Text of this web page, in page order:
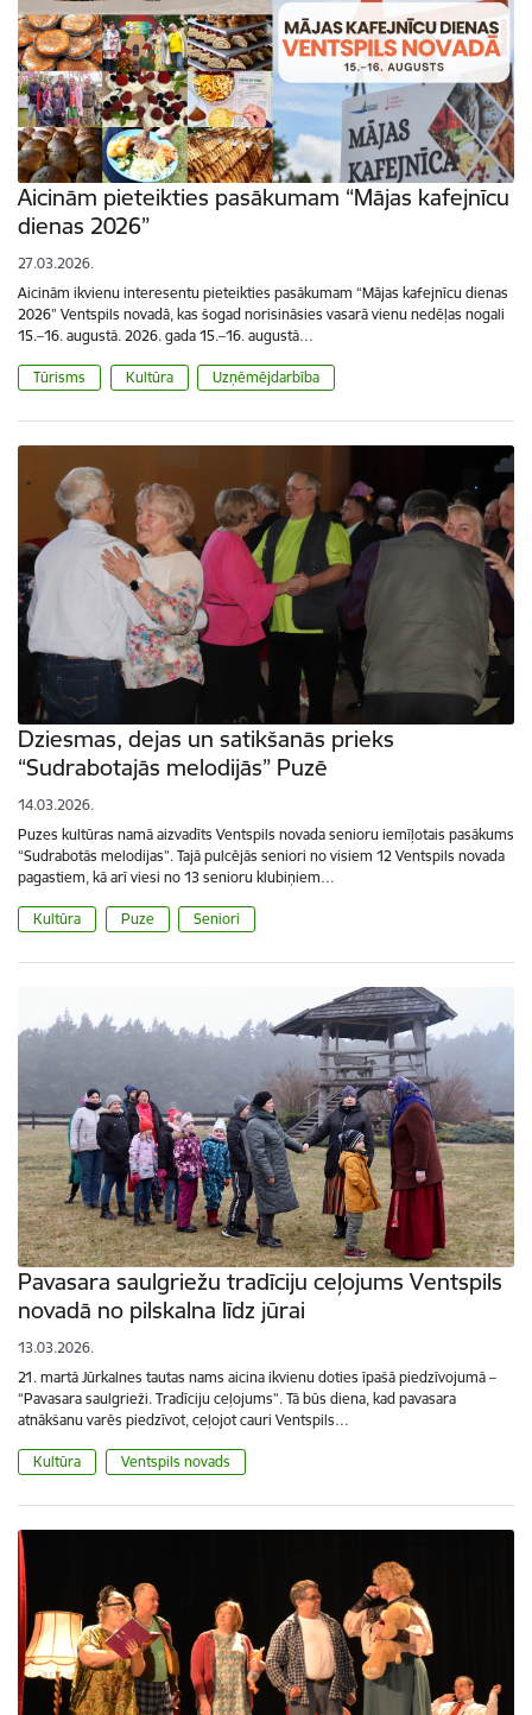
Aicinām pieteikties pasākumam “Mājas kafejnīcu
dienas 2026”
27.03.2026.
Aicinām ikvienu interesentu pieteikties pasākumam “Mājas kafejnīcu dienas
2026” Ventspils novadā, kas šogad norisināsies vasarā vienu nedēļas nogali
15.–16. augustā. 2026. gada 15.–16. augustā…
Tūrisms Kultūra Uzņēmējdarbība
Dziesmas, dejas un satikšanās prieks
“Sudrabotajās melodijās” Puzē
14.03.2026.
Puzes kultūras namā aizvadīts Ventspils novada senioru iemīļotais pasākums
“Sudrabotās melodijas”. Tajā pulcējās seniori no visiem 12 Ventspils novada
pagastiem, kā arī viesi no 13 senioru klubiņiem…
Kultūra Puze Seniori
Pavasara saulgriežu tradīciju ceļojums Ventspils
novadā no pilskalna līdz jūrai
13.03.2026.
21. martā Jūrkalnes tautas nams aicina ikvienu doties īpašā piedzīvojumā –
“Pavasara saulgrieži. Tradīciju ceļojums”. Tā būs diena, kad pavasara
atnākšanu varēs piedzīvot, ceļojot cauri Ventspils…
Kultūra Ventspils novads